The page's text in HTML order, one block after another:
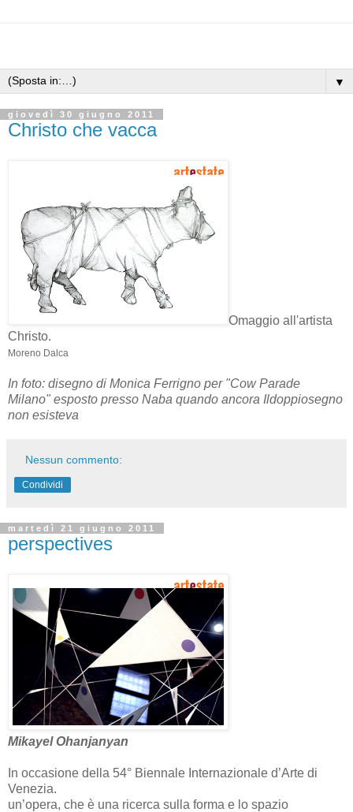
▼
giovedì 30 giugno 2011
Christo che vacca
Omaggio all'artista
Christo.
Moreno Dalca
In foto: disegno di Monica Ferrigno per "Cow Parade
Milano" esposto presso Naba quando ancora Ildoppiosegno
non esisteva
Nessun commento:
Condividi
martedì 21 giugno 2011
perspectives
Mikayel Ohanjanyan
In occasione della 54° Biennale Internazionale d’Arte di
Venezia.
un’opera, che è una ricerca sulla forma e lo spazio